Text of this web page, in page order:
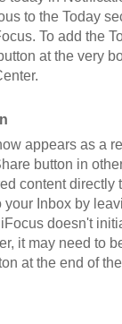
to the Today
To add the
at the very
appears as a
button in
content directly
your Inbox by
doesn't
it may need to
at the end of